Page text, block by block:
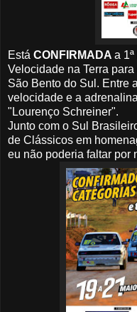
Está CONFIRMADA a
Velocidade na Terra
São Bento do Sul. Entre
velocidade e a
"Lourenço Schreiner".
Junto com o Sul
de Clássicos em
eu não poderia faltar por